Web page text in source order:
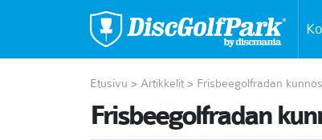
Etusivu > Artikkelit > Frisbeegolfradan
Frisbeegolfradan